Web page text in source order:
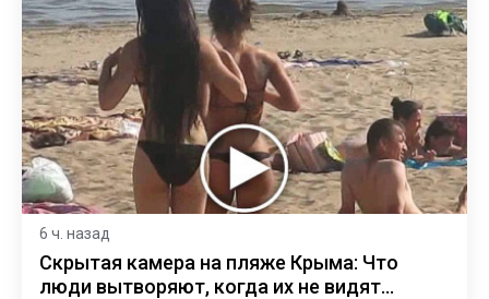
6 ч. назад
Скрытая камера на пляже Крыма: Что
люди вытворяют, когда их не видят...